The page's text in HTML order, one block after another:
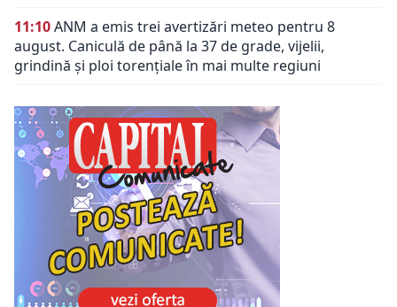
11:10ANM a emis trei avertizări meteo pentru 8
august. Caniculă de până la 37 de grade, vijelii,
grindină și ploi torențiale în mai multe regiuni